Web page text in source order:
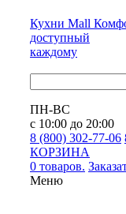
Кухни Mall
доступный
каждому
ПН-ВС
с 10:00 до 20:00
8 (800) 302-77-06
КОРЗИНА
0 товаров.
Меню